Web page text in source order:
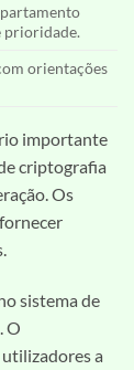
prioridade.
orientações
importante
criptografia
Os
sistema de
O
a